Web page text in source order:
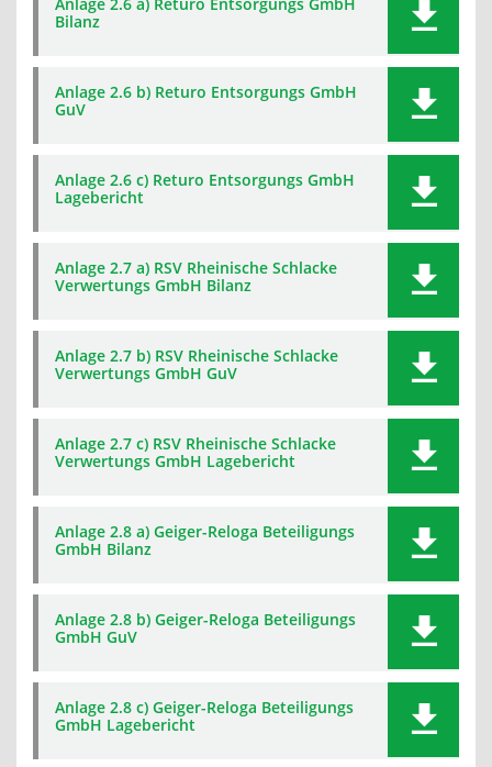
Bilanz
Anlage 2.6 b) Returo Entsorgungs GmbH
GuV
Anlage 2.6 c) Returo Entsorgungs GmbH
Lagebericht
Anlage 2.7 a) RSV Rheinische Schlacke
Verwertungs GmbH Bilanz
Anlage 2.7 b) RSV Rheinische Schlacke
Verwertungs GmbH GuV
Anlage 2.7 c) RSV Rheinische Schlacke
Verwertungs GmbH Lagebericht
Anlage 2.8 a) Geiger-Reloga Beteiligungs
GmbH Bilanz
Anlage 2.8 b) Geiger-Reloga Beteiligungs
GmbH GuV
Anlage 2.8 c) Geiger-Reloga Beteiligungs
GmbH Lagebericht